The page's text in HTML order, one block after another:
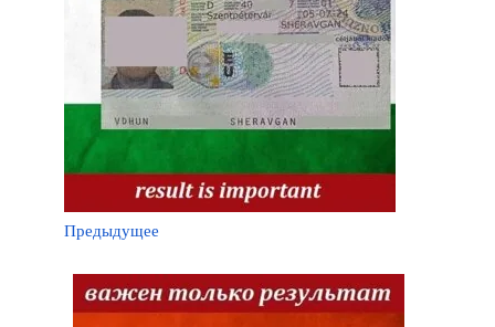
Предыдущее